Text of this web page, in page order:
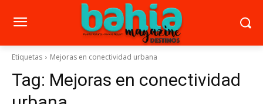
Etiquetas Mejoras en conectividad urbana
Tag: Mejoras en conectividad